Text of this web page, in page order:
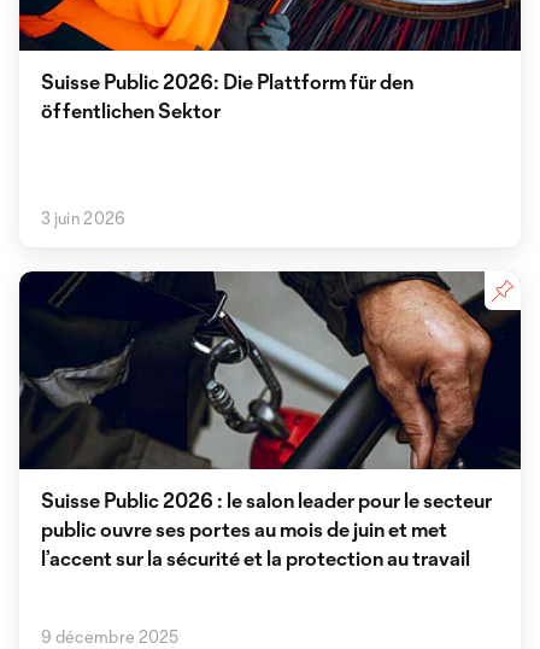
Suisse Public 2026: Die Plattform für den
öffentlichen Sektor
3 juin 2026
Suisse Public 2026 : le salon leader pour le secteur
public ouvre ses portes au mois de juin et met
l’accent sur la sécurité et la protection au travail
9 décembre 2025